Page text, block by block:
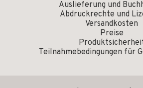
Auslieferung und
Abdruckrechte und
Versandkosten
Preise
Teilnahmebedingungen für